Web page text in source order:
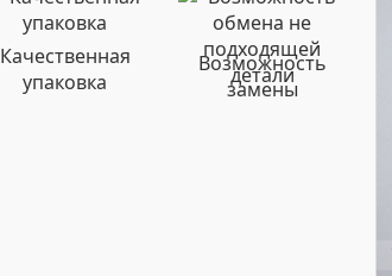
Качественная
упаковка
Возможность
замены